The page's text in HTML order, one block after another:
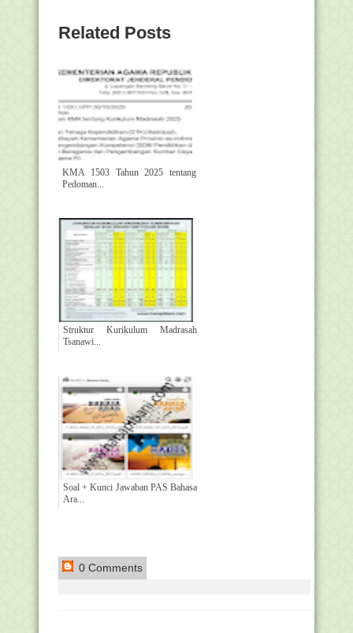
Related Posts
KMA 1503 Tahun 2025 tentang
Pedoman...
Struktur Kurikulum Madrasah
Tsanawi...
Soal + Kunci Jawaban PAS Bahasa
Ara...
0 Comments